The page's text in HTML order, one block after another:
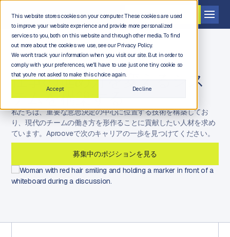
This website stores cookies on your computer. These cookies are used
to improve your website experience and provide more personalized
services to you, both on this website and through other media. To find
out more about the cookies we use, see our Privacy Policy.
We won't track your information when you visit our site. But in order to
comply with your preferences, we'll have to use just one tiny cookie so
that you're not asked to make this choice again.
Accept
Decline
デモを依頼する
APROOVEでのキャリア
仕事の進め方を変えるシス
テムを構築する
私たちは、重要な意思決定の中心に位置する技術を構築してお
り、現代のチームの働き方を形作ることに貢献したい人材を求め
ています。Aprooveで次のキャリアの一歩を見つけてください。
募集中のポジションを見る